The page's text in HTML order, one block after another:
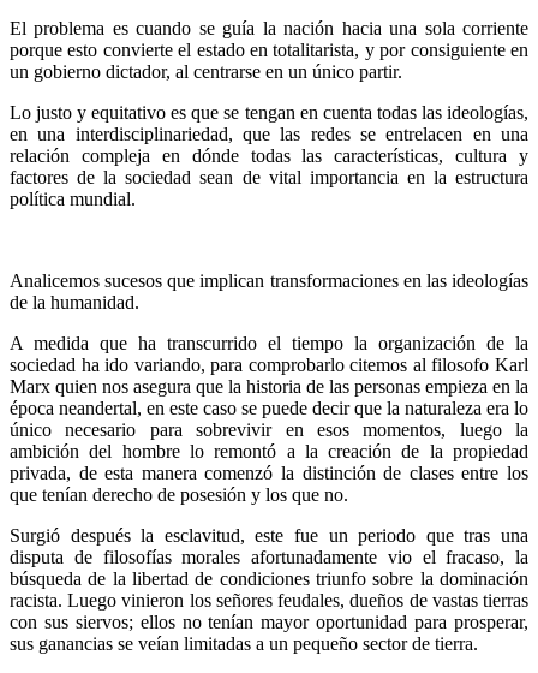
El problema es cuando se guía la nación hacia una sola corriente
porque esto convierte el estado en totalitarista, y por consiguiente en
un gobierno dictador, al centrarse en un único partir.
Lo justo y equitativo es que se tengan en cuenta todas las ideologías,
en una interdisciplinariedad, que las redes se entrelacen en una
relación compleja en dónde todas las características, cultura y
factores de la sociedad sean de vital importancia en la estructura
política mundial.
Analicemos sucesos que implican transformaciones en las ideologías
de la humanidad.
A medida que ha transcurrido el tiempo la organización de la
sociedad ha ido variando, para comprobarlo citemos al filosofo Karl
Marx quien nos asegura que la historia de las personas empieza en la
época neandertal, en este caso se puede decir que la naturaleza era lo
único necesario para sobrevivir en esos momentos, luego la
ambición del hombre lo remontó a la creación de la propiedad
privada, de esta manera comenzó la distinción de clases entre los
que tenían derecho de posesión y los que no.
Surgió después la esclavitud, este fue un periodo que tras una
disputa de filosofías morales afortunadamente vio el fracaso, la
búsqueda de la libertad de condiciones triunfo sobre la dominación
racista. Luego vinieron los señores feudales, dueños de vastas tierras
con sus siervos; ellos no tenían mayor oportunidad para prosperar,
sus ganancias se veían limitadas a un pequeño sector de tierra.